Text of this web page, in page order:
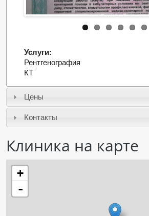
Журнал "Лучевая
КНИЖНЫЙ МАГАЗИН
ПАЦИЕНТАМ
Где пройти обследование
Компьютерная томография (КТ)
Услуги:
Рентгенография
КТ
Цены
Контакты
Клиника на карте
+
-